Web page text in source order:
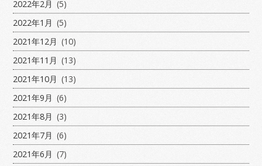
2022年2月 (5)
2022年1月 (5)
2021年12月 (10)
2021年11月 (13)
2021年10月 (13)
2021年9月 (6)
2021年8月 (3)
2021年7月 (6)
2021年6月 (7)